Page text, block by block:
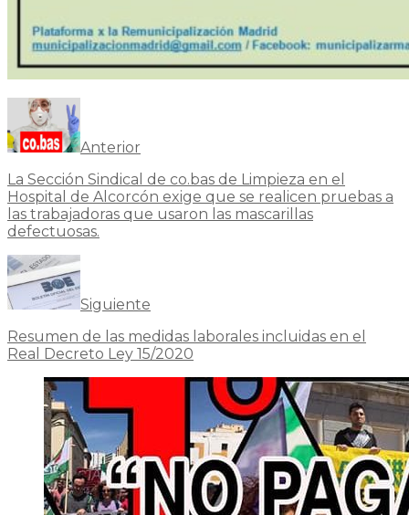
Anterior
La Sección Sindical de co.bas de Limpieza en el
Hospital de Alcorcón exige que se realicen pruebas a
las trabajadoras que usaron las mascarillas
defectuosas.
Siguiente
Resumen de las medidas laborales incluidas en el
Real Decreto Ley 15/2020